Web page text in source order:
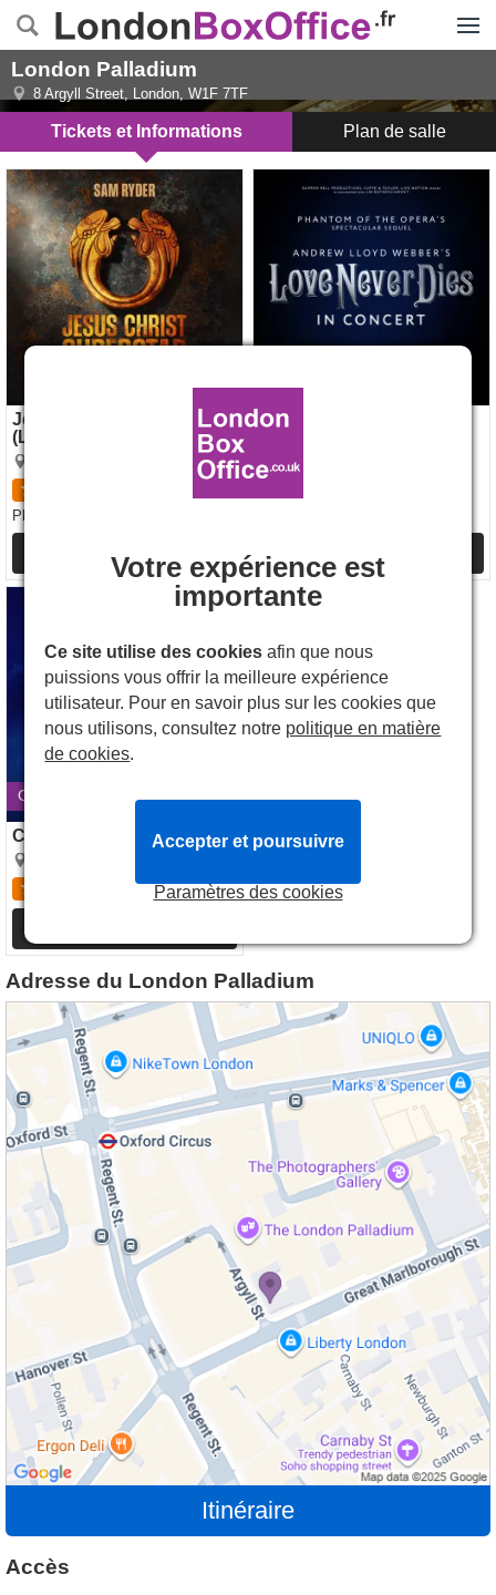
London Palladium
8 Argyll Street, London, W1F 7TF
Tickets et Informations Plan de salle
Jesus Christ Superstar
(London Palladium)
Places
Plus D'infos
Jesus Christ Superstar
(London Palladium), Londres
Love Never Dies in
London Palladium
Londres
Ouvre le 5 déc. 2026
Cinderella
Adresse du London Palladium
Itinéraire
Accès
Votre expérience est
importante
Ce site utilise des cookies afin que nous
puissions vous offrir la meilleure expérience
utilisateur. Pour en savoir plus sur les cookies que
nous utilisons, consultez notre politique en matière
de cookies.
Paramètres des cookies
Accepter et poursuivre